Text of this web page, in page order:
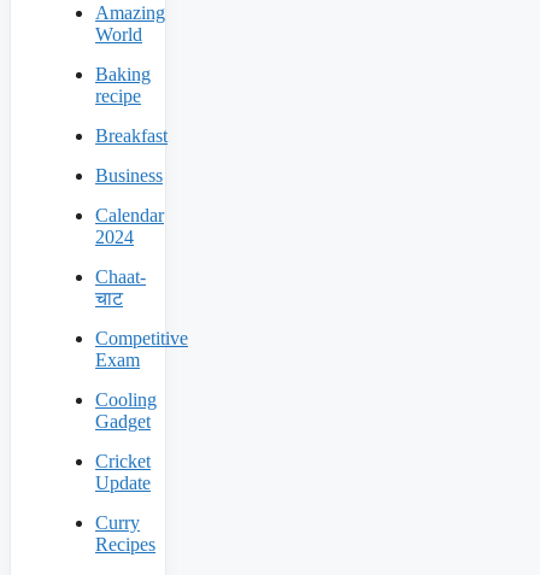
Amazing
World
Baking
recipe
Breakfast
Business
Calendar
2024
Chaat-
चाट
Competitive
Exam
Cooling
Gadget
Cricket
Update
Curry
Recipes